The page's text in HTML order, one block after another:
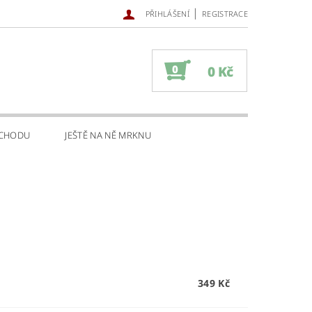
PŘIHLÁŠENÍ | REGISTRACE
0 0 Kč
JEŠTĚ NA NĚ MRKNU
349 Kč